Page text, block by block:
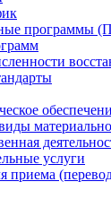
программы
услуги
приема